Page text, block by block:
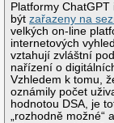
Platformy
býtzařazeny na
velkých on-line
internetových
vztahují zvláštní
nařízení o
Vzhledem k tomu,
oznámily počet
hodnotou DSA, je
„rozhodně možné“